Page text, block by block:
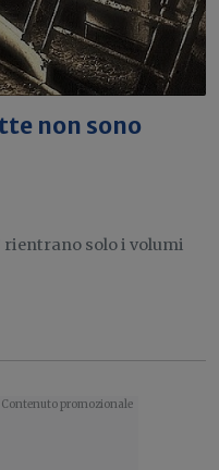
non sono
rientrano solo i volumi